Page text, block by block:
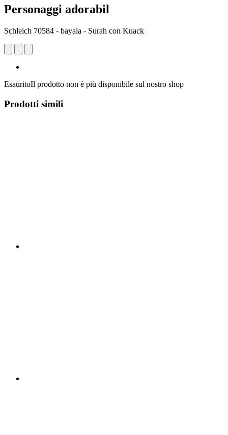
Personaggi adorabil
Schleich 70584 - bayala - Surah con Kuack
EsauritoIl prodotto non è più disponibile sul nostro shop
Prodotti simili